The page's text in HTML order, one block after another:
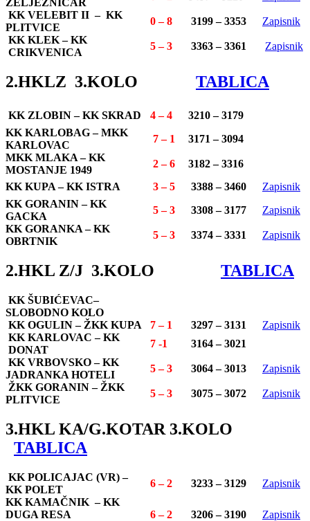
ŽELJEZNIČAR
KK VELEBIT II – KK
PLITVICE
0 – 8 3199 – 3353
Zapisnik
KK KLEK – KK
CRIKVENICA
5 – 3 3363 – 3361 Zapisnik
2.HKLZ 3.KOLO TABLICA
KK ZLOBIN – KK SKRAD 4 – 4
3210 – 3179
KK KARLOBAG – MKK
KARLOVAC
7 – 1
3171 – 3094
MKK MLAKA – KK
MOSTANJE 1949
2 – 6
3182 – 3316
KK KUPA – KK ISTRA
3 – 5 3388 – 3460
Zapisnik
KK GORANIN – KK
GACKA
5 – 3 3308 – 3177
Zapisnik
KK GORANKA – KK
OBRTNIK
5 – 3 3374 – 3331 Zapisnik
2.HKL Z/J 3.KOLO TABLICA
KK ŠUBIĆEVAC–
SLOBODNO KOLO
KK OGULIN – ŽKK KUPA
7 – 1 3297 – 3131
Zapisnik
KK KARLOVAC – KK
DONAT
7 -1
3164 – 3021
KK VRBOVSKO – KK
JADRANKA HOTELI
5 – 3 3064 – 3013
Zapisnik
ŽKK GORANIN – ŽKK
PLITVICE
5 – 3 3075 – 3072 Zapisnik
3.HKL KA/G.KOTAR 3.KOLO
TABLICA
KK POLICAJAC (VR) –
KK POLET
6 – 2 3233 – 3129
Zapisnik
KK KAMAČNIK – KK
DUGA RESA
6 – 2 3206 – 3190 Zapisnik